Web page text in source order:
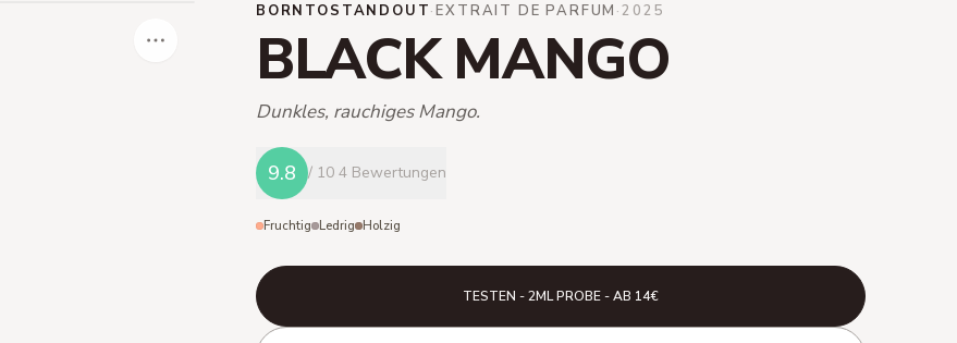
BORNTOSTANDOUT·EXTRAIT DE PARFUM ·2025
BLACK MANGO
Dunkles, rauchiges Mango.
9.8 / 10 4 Bewertungen
Fruchtig Ledrig Holzig
TESTEN - 2ML PROBE - AB 14€